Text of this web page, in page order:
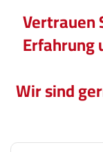
Vertrauen
Erfahrung
Wir sind